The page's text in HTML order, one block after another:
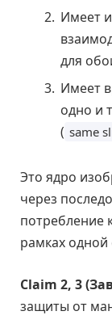
Имеет
для
Имеет
одно и
( same
Это ядро
через
потребление
рамках одной
Claim 2, 3
защиты от